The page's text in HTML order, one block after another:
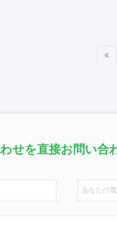
せを直接お問い合